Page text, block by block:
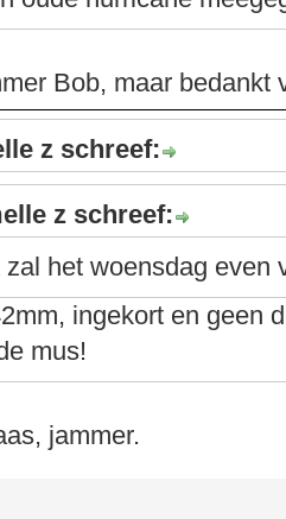
Bob, maar bedankt
z schreef:
z schreef:
zal het woensdag even
ingekort en geen
mus!
jammer.